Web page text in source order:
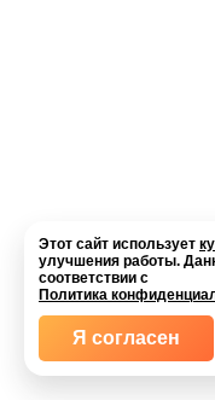
Этот сайт использует
улучшения работы.
соответствии с
Политика
Я согласен